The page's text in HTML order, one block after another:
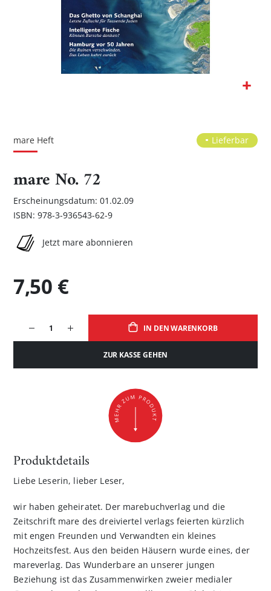
Bildgalerie
mare Heft Lieferbar
mare No. 72
Erscheinungsdatum: 01.02.09
ISBN: 978-3-936543-62-9
Jetzt mare abonnieren
IN DEN WARENKORB
ZUR KASSE GEHEN
7,50 €
Produktdetails
Liebe Leserin, lieber Leser,
wir haben geheiratet. Der marebuchverlag und die
Zeitschrift mare des dreiviertel verlags feierten kürzlich
mit engen Freunden und Verwandten ein kleines
Hochzeitsfest. Aus den beiden Häusern wurde eines, der
mareverlag. Das Wunderbare an unserer jungen
Beziehung ist das Zusammenwirken zweier medialer